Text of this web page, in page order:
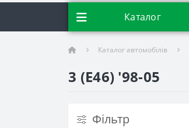
Каталог
Каталог автомобілів
3 (E46) '98-05
Фільтр